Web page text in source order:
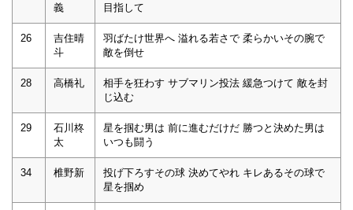
義
目指して
26
吉住晴
斗
羽ばたけ世界へ 溢れる若さで 柔らかいその腕で
敵を倒せ
28 高橋礼
相手を狂わす サブマリン投法 緩急つけて 敵を封
じ込む
29
石川柊
太
星を掴む男は 前に進むだけだ 勝つと決めた男は
いつも闘う
34 椎野新
投げ下ろすその球 決めてやれ キレあるその球で
星を掴め